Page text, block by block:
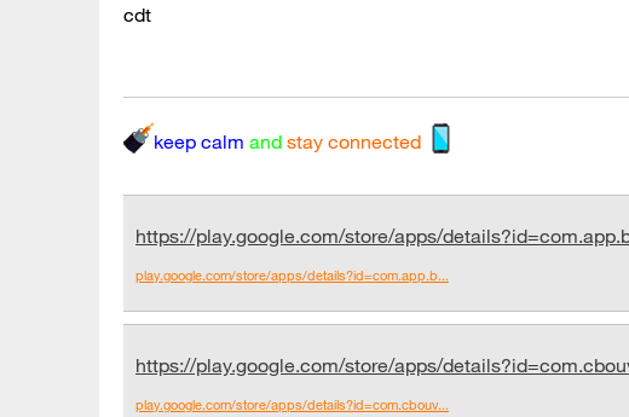
cdt
keep calm and stay connected
https://play.google.com/store/apps/
play.google.com/store/apps/details?id=com.app.b...
https://play.google.com/store/apps/
play.google.com/store/apps/details?id=com.cbouv...